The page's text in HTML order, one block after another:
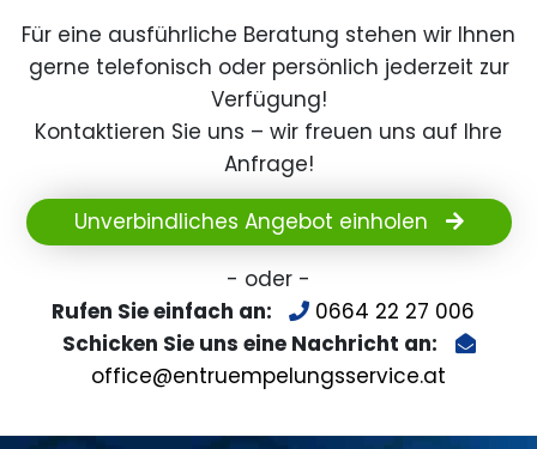
Für eine ausführliche Beratung stehen wir Ihnen
gerne telefonisch oder persönlich jederzeit zur
Verfügung!
Kontaktieren Sie uns – wir freuen uns auf Ihre
Anfrage!
Unverbindliches Angebot einholen
- oder -
Rufen Sie einfach an:
0664 22 27 006
Schicken Sie uns eine Nachricht an:
office@entruempelungsservice.at